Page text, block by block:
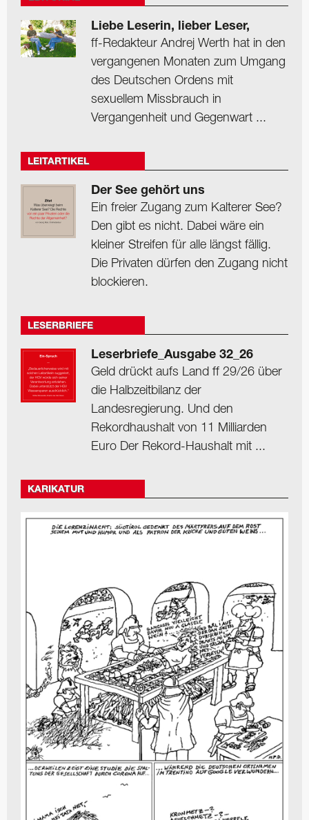
Liebe Leserin, lieber Leser,
ff-Redakteur Andrej Werth hat in den
vergangenen Monaten zum Umgang
des Deutschen Ordens mit
sexuellem Missbrauch in
Vergangenheit und Gegenwart ...
LEITARTIKEL
Der See gehört uns
Ein freier Zugang zum Kalterer See?
Den gibt es nicht. Dabei wäre ein
kleiner Streifen für alle längst fällig.
Die Privaten dürfen den Zugang nicht
blockieren.
LESERBRIEFE
Leserbriefe_Ausgabe 32_26
Geld drückt aufs Land ff 29/26 über
die Halbzeitbilanz der
Landesregierung. Und den
Rekordhaushalt von 11 Milliarden
Euro Der Rekord-Haushalt mit ...
KARIKATUR